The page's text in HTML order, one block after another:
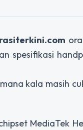
spesifikasi
kala masih
MediaTek